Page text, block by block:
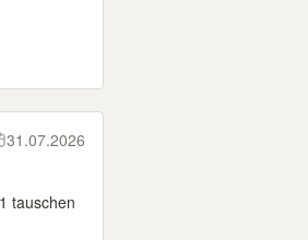
31.07.2026
tauschen